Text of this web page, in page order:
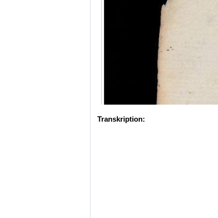
Transkription: